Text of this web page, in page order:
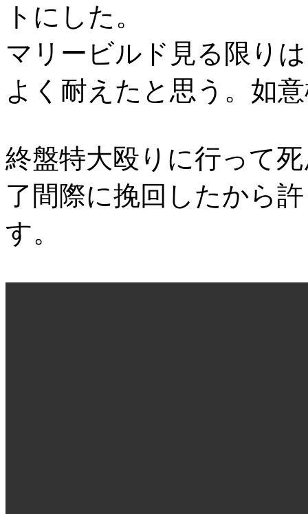
トにした。
マリービルド見る限り
よく耐えたと思う。如
終盤特大殴りに行って
了間際に挽回したから
す。